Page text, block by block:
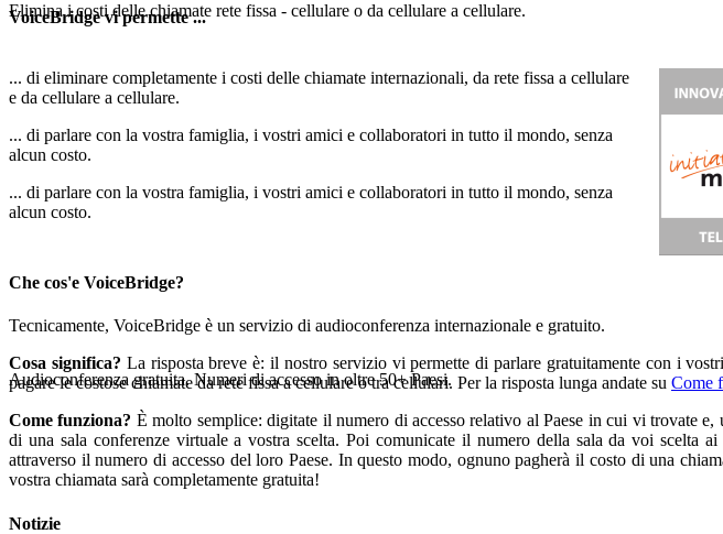
Elimina i costi delle chiamate rete fissa - cellulare o da cellulare a cellulare.
Audioconferenza gratuita. Numeri di accesso in oltre 50+ Paesi.
VoiceBridgevi permette ...
... di eliminare completamente i costi delle chiamate internazionali, da rete fissa a cellulare
e da cellulare a cellulare.
... di parlare con la vostra famiglia, i vostri amici e collaboratori in tutto il mondo, senza
alcun costo.
... di parlare con la vostra famiglia, i vostri amici e collaboratori in tutto il mondo, senza
alcun costo.
Che cos'e VoiceBridge?
Tecnicamente, VoiceBridge è un servizio di audioconferenza internazionale e gratuito.
Cosa significa? La risposta breve è: il nostro servizio vi permette di parlare gratuitamente con i
pagare le costose chiamate da rete fissa a cellulare o tra cellulari. Per la risposta lunga andate su Come
Come funziona? È molto semplice: digitate il numero di accesso relativo al Paese in cui vi trovate
di una sala conferenze virtuale a vostra scelta. Poi comunicate il numero della sala da voi scelta
attraverso il numero di accesso del loro Paese. In questo modo, ognuno pagherà il costo di una
vostra chiamata sarà completamente gratuita!
Notizie